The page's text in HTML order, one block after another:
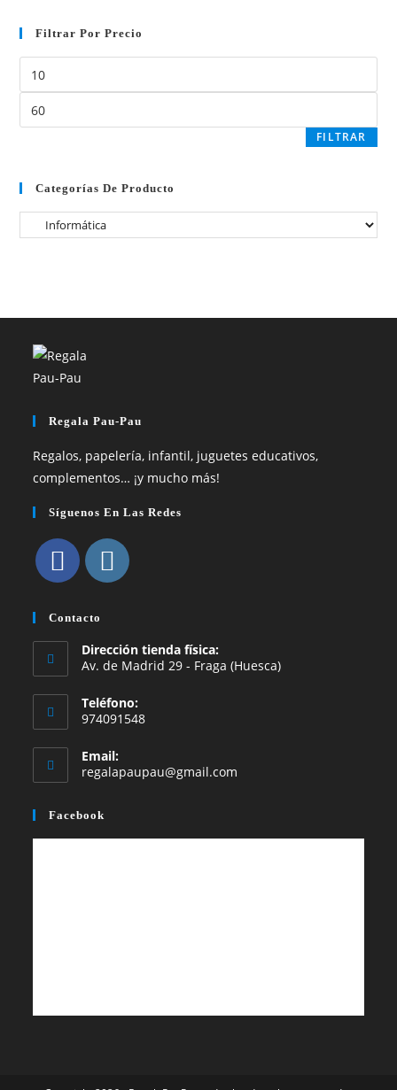
Filtrar Por Precio
FILTRAR
Categorías De Producto
Regala Pau-Pau
Regalos, papelería, infantil, juguetes educativos,
complementos… ¡y mucho más!
Síguenos En Las Redes
abre
una
nueva
pestaña
abre
una
pestaña
Contacto
Dirección tienda física:
Av. de Madrid 29 - Fraga (Huesca)
Teléfono:
974091548
Email:
regalapaupau@gmail.com
Facebook